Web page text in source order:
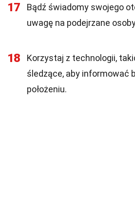
17
Bądź świadomy swojego
uwagę na podejrzane
18
Korzystaj z technologii,
śledzące, aby informować
położeniu.